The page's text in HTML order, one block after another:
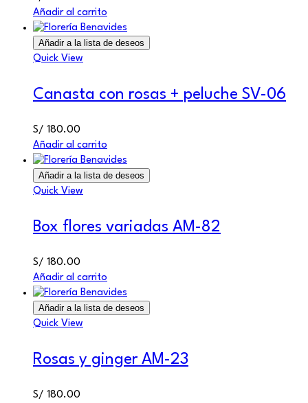
Añadir al carrito
Añadir a la lista de deseos
Quick View
Canasta con rosas + peluche SV-06
S/ 180.00
Añadir al carrito
Añadir a la lista de deseos
Quick View
Box flores variadas AM-82
S/ 180.00
Añadir al carrito
Añadir a la lista de deseos
Quick View
Rosas y ginger AM-23
S/ 180.00